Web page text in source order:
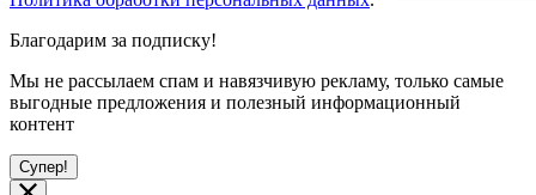
Благодарим за подписку!
Мы не рассылаем спам и навязчивую рекламу, только самые
выгодные предложения и полезный информационный
контент
Супер!